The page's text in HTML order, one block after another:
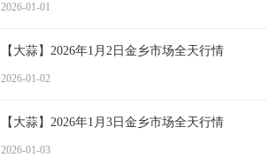
2026-01-01
【大蒜】2026年1月2日金乡市场全天行情
2026-01-02
【大蒜】2026年1月3日金乡市场全天行情
2026-01-03